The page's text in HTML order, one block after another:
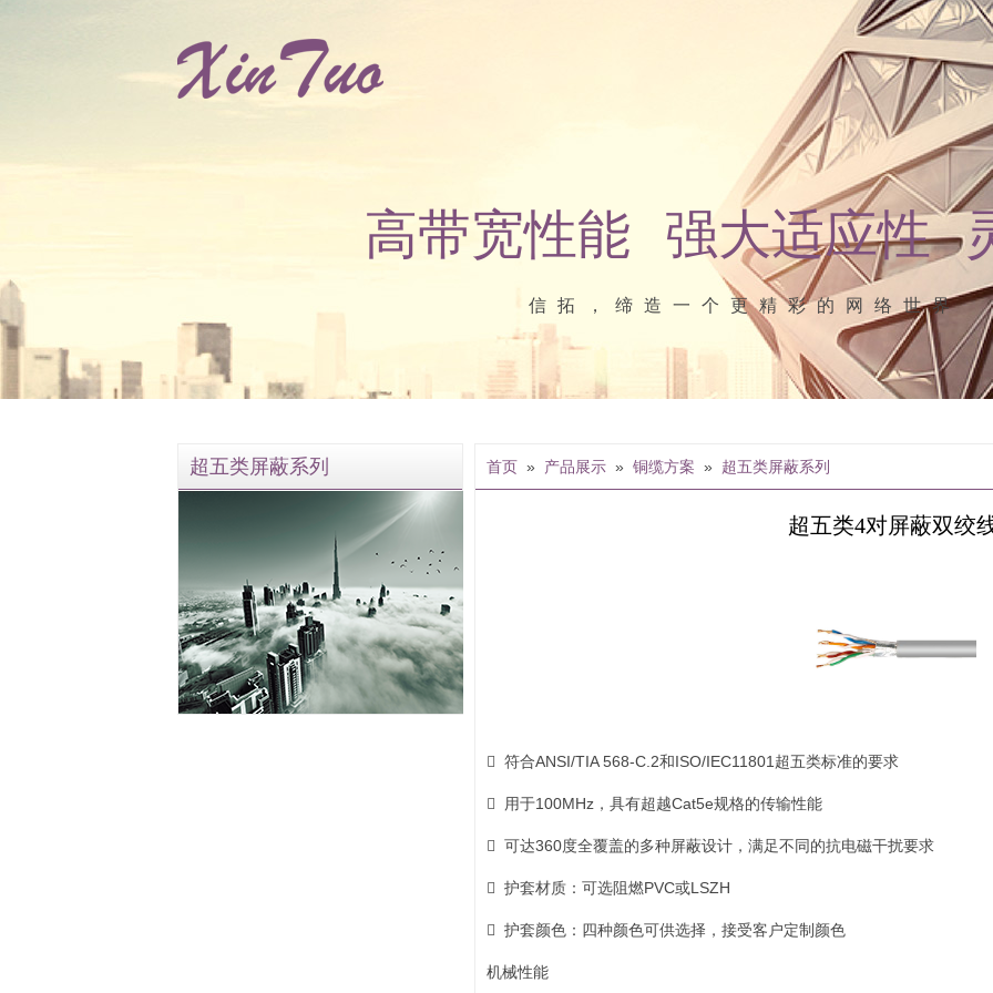
高带宽性能 强大适应性
信拓，缔造一个更精彩的网络世界
超五类屏蔽系列 首页 » 产品展示 » 铜缆方案 » 超五类屏蔽系列
超五类4对屏蔽双绞
 符合ANSI/TIA 568-C.2和ISO/IEC11801超五类标准的要求
 用于100MHz，具有超越Cat5e规格的传输性能
 可达360度全覆盖的多种屏蔽设计，满足不同的抗电磁干扰要求
 护套材质：可选阻燃PVC或LSZH
 护套颜色：四种颜色可供选择，接受客户定制颜色
机械性能